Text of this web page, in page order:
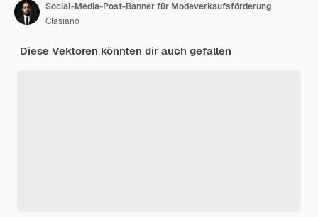
Social-Media-Post-Banner für Modeverkaufsförderung
Clasiano
Diese Vektoren könnten dir auch gefallen